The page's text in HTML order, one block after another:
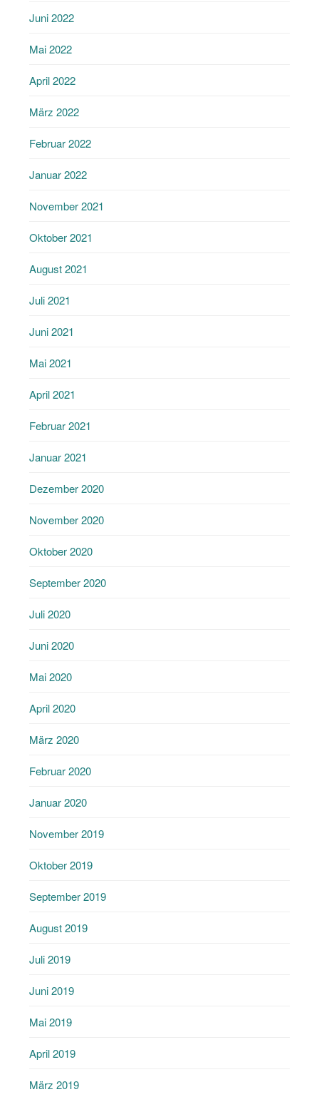
Juni 2022
Mai 2022
April 2022
März 2022
Februar 2022
Januar 2022
November 2021
Oktober 2021
August 2021
Juli 2021
Juni 2021
Mai 2021
April 2021
Februar 2021
Januar 2021
Dezember 2020
November 2020
Oktober 2020
September 2020
Juli 2020
Juni 2020
Mai 2020
April 2020
März 2020
Februar 2020
Januar 2020
November 2019
Oktober 2019
September 2019
August 2019
Juli 2019
Juni 2019
Mai 2019
April 2019
März 2019